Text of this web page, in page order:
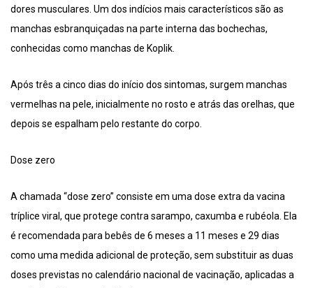
dores musculares. Um dos indícios mais característicos são as
manchas esbranquiçadas na parte interna das bochechas,
conhecidas como manchas de Koplik.
Após três a cinco dias do início dos sintomas, surgem manchas
vermelhas na pele, inicialmente no rosto e atrás das orelhas, que
depois se espalham pelo restante do corpo.
Dose zero
A chamada “dose zero” consiste em uma dose extra da vacina
tríplice viral, que protege contra sarampo, caxumba e rubéola. Ela
é recomendada para bebês de 6 meses a 11 meses e 29 dias
como uma medida adicional de proteção, sem substituir as duas
doses previstas no calendário nacional de vacinação, aplicadas a